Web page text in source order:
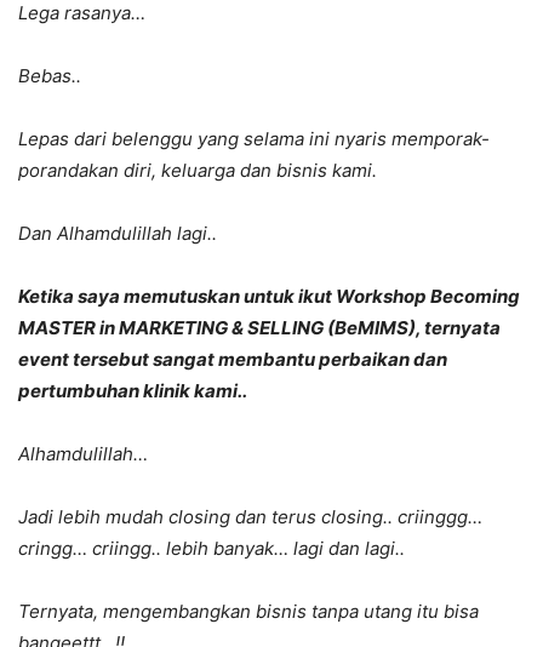
Lega rasanya…
Bebas..
Lepas dari belenggu yang selama ini nyaris memporak-
porandakan diri, keluarga dan bisnis kami.
Dan Alhamdulillah lagi..
Ketika saya memutuskan untuk ikut Workshop Becoming
MASTER in MARKETING & SELLING (BeMIMS), ternyata
event tersebut sangat membantu perbaikan dan
pertumbuhan klinik kami..
Alhamdulillah…
Jadi lebih mudah closing dan terus closing.. criinggg…
cringg… criingg.. lebih banyak… lagi dan lagi..
Ternyata, mengembangkan bisnis tanpa utang itu bisa